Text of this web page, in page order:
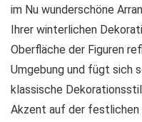
im Nu wunderschöne
Ihrer winterlichen
Oberfläche der Figuren
Umgebung und fügt sich
klassische
Akzent auf der festlichen